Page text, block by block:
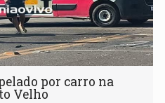
por carro na
Velho